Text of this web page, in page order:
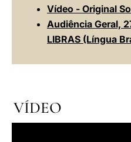
Vídeo - Original
Audiência Geral,
LIBRAS (Língua
VÍDEO